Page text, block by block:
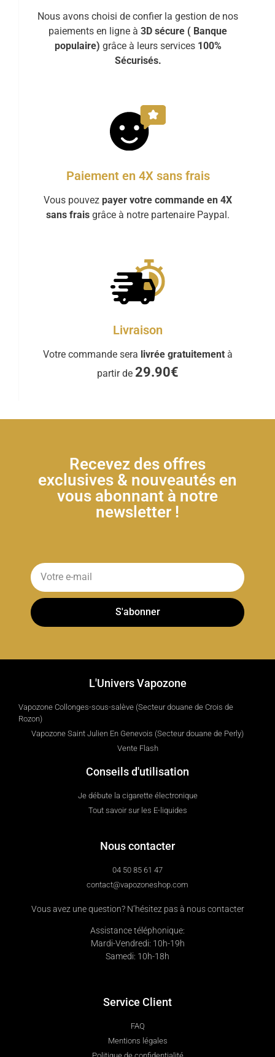
Nous avons choisi de confier la gestion de nos
paiements en ligne à 3D sécure ( Banque
populaire) grâce à leurs services 100%
Sécurisés.
Paiement en 4X sans frais
Vous pouvez payer votre commande en 4X
sans frais grâce à notre partenaire Paypal.
Livraison
Votre commande sera livrée gratuitement à
partir de 29.90€
Recevez des offres
exclusives & nouveautés en
vous abonnant à notre
newsletter !
S'abonner
L'Univers Vapozone
Vapozone Collonges-sous-salève (Secteur douane de Crois de
Rozon)
Vapozone Saint Julien En Genevois (Secteur douane de Perly)
Vente Flash
Conseils d'utilisation
Je débute la cigarette électronique
Tout savoir sur les E-liquides
Nous contacter
04 50 85 61 47
contact@vapozoneshop.com
Vous avez une question? N’hésitez pas à nous contacter
Assistance téléphonique:
Mardi-Vendredi: 10h-19h
Samedi: 10h-18h
Service Client
FAQ
Mentions légales